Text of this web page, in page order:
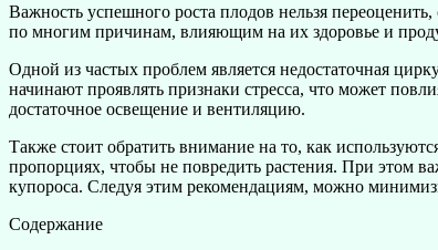
Важность успешного роста плодов нельзя
по многим причинам, влияющим на их здоровье и
Одной из частых проблем является недостаточная
начинают проявлять признаки стресса, что может
достаточное освещение и вентиляцию.
Также стоит обратить внимание на то, как
пропорциях, чтобы не повредить растения. При этом
купороса. Следуя этим рекомендациям, можно
Содержание